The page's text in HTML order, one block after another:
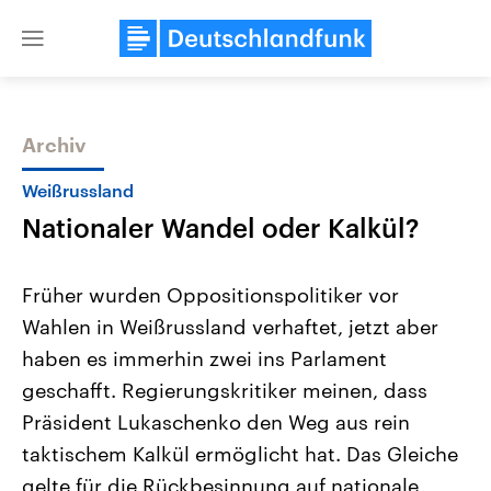
Close
Themen
Landtagswahl Sachsen-Anhalt
2026
Alle Informationen
Sachsen-Anhalt wählt am 6.
September 2026 einen neuen
Bundesland von einer Koalition aus
Aktuelle Beiträge,
Hintergründe
Wirtschaftlich und
gehören die Vereinigten
mit großem Einfluss auf
Archiv
Weißrussland
Nationaler Wandel oder Kalkül?
Früher wurden Oppositionspolitiker vor
Wahlen in Weißrussland verhaftet, jetzt aber
haben es immerhin zwei ins Parlament
geschafft. Regierungskritiker meinen, dass
Präsident Lukaschenko den Weg aus rein
taktischem Kalkül ermöglicht hat. Das Gleiche
gelte für die Rückbesinnung auf nationale